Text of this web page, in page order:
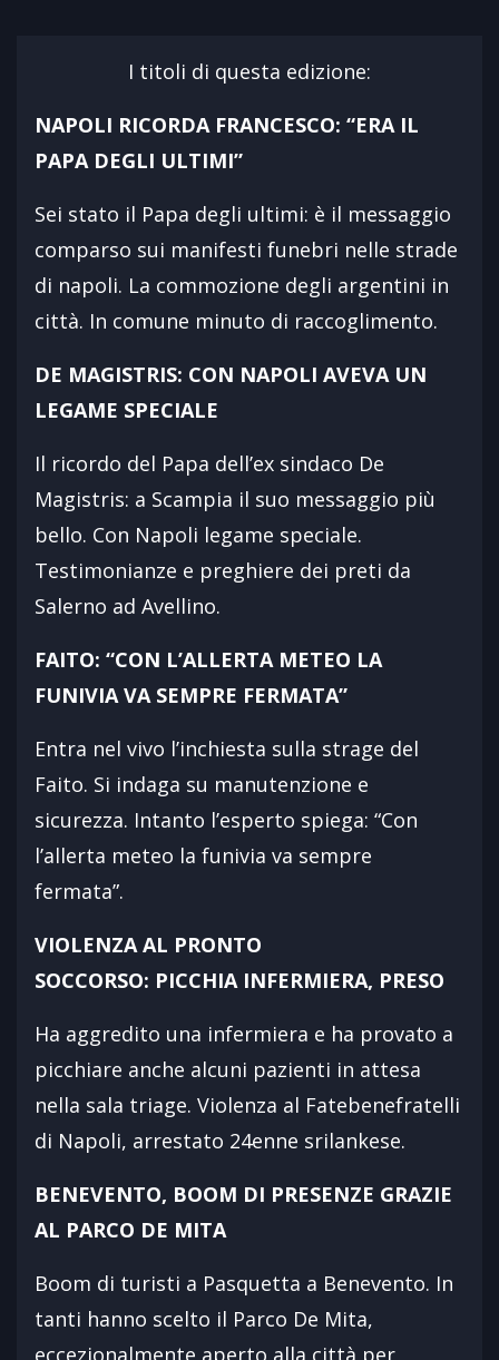
I titoli di questa edizione:
NAPOLI RICORDA FRANCESCO: “ERA IL
PAPA DEGLI ULTIMI”
Sei stato il Papa degli ultimi: è il messaggio
comparso sui manifesti funebri nelle strade
di napoli. La commozione degli argentini in
città. In comune minuto di raccoglimento.
DE MAGISTRIS: CON NAPOLI AVEVA UN
LEGAME SPECIALE
Il ricordo del Papa dell’ex sindaco De
Magistris: a Scampia il suo messaggio più
bello. Con Napoli legame speciale.
Testimonianze e preghiere dei preti da
Salerno ad Avellino.
FAITO: “CON L’ALLERTA METEO LA
FUNIVIA VA SEMPRE FERMATA”
Entra nel vivo l’inchiesta sulla strage del
Faito. Si indaga su manutenzione e
sicurezza. Intanto l’esperto spiega: “Con
l’allerta meteo la funivia va sempre
fermata”.
VIOLENZA AL PRONTO
SOCCORSO: PICCHIA INFERMIERA, PRESO
Ha aggredito una infermiera e ha provato a
picchiare anche alcuni pazienti in attesa
nella sala triage. Violenza al Fatebenefratelli
di Napoli, arrestato 24enne srilankese.
BENEVENTO, BOOM DI PRESENZE GRAZIE
AL PARCO DE MITA
Boom di turisti a Pasquetta a Benevento. In
tanti hanno scelto il Parco De Mita,
eccezionalmente aperto alla città per